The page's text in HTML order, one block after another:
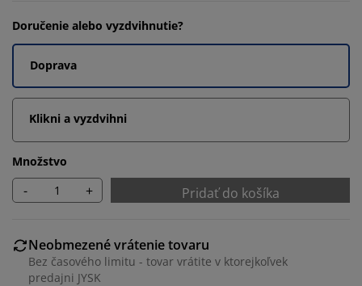
Doručenie alebo vyzdvihnutie?
Doprava
Klikni a vyzdvihni
Množstvo
- + Pridať do košíka
Neobmezené vrátenie tovaru
Bez časového limitu - tovar vrátite v ktorejkoľvek
predajni JYSK